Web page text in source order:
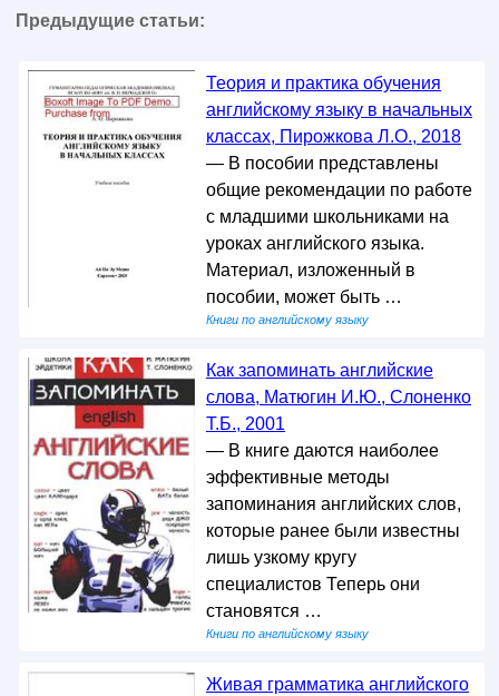
Предыдущие статьи:
Теория и практика обучения
английскому языку в начальных
классах, Пирожкова Л.О., 2018
— В пособии представлены
общие рекомендации по работе
с младшими школьниками на
уроках английского языка.
Материал, изложенный в
пособии, может быть …
Книги по английскому языку
Как запоминать английские
слова, Матюгин И.Ю., Слоненко
Т.Б., 2001
— В книге даются наиболее
эффективные методы
запоминания английских слов,
которые ранее были известны
лишь узкому кругу
специалистов Теперь они
становятся …
Книги по английскому языку
Живая грамматика английского